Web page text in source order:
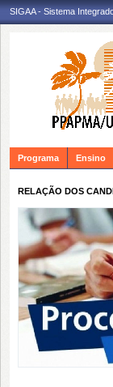
SIGAA - Sistema
Programa Ensino
RELAÇÃO DOS